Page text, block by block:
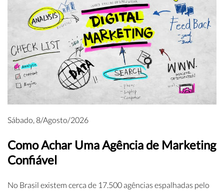
Sábado, 8/Agosto/2026
Como Achar Uma Agência de Marketing
Confiável
No Brasil existem cerca de 17.500 agências espalhadas pelo